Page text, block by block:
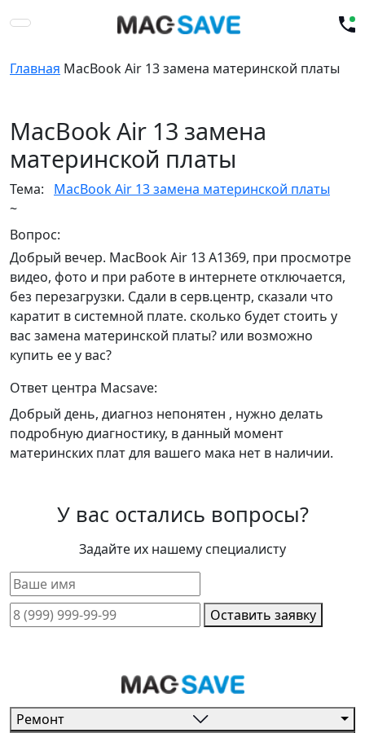
Главная MacBook Air 13 замена материнской платы
MacBook Air 13 замена
материнской платы
Тема:
MacBook Air 13 замена материнской платы
~
Вопрос:
Добрый вечер. MacBook Air 13 А1369, при просмотре
видео, фото и при работе в интернете отключается,
без перезагрузки. Сдали в серв.центр, сказали что
каратит в системной плате. сколько будет стоить у
вас замена материнской платы? или возможно
купить ее у вас?
Ответ центра Macsave:
Добрый день, диагноз непонятен , нужно делать
подробную диагностику, в данный момент
материнских плат для вашего мака нет в наличии.
У вас остались вопросы?
Задайте их нашему специалисту
Оставить заявку
Ремонт